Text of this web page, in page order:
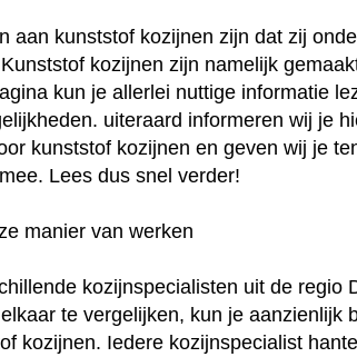
aan kunststof kozijnen zijn dat zij
kozijnen zijn namelijk
kun je allerlei nuttige informatie
uiteraard informeren wij je
kunststof kozijnen en geven wij je
Lees dus snel verder!
manier van werken
kozijnspecialisten uit de regio
te vergelijken, kun je aanzienlijk
kozijnen. Iedere kozijnspecialist